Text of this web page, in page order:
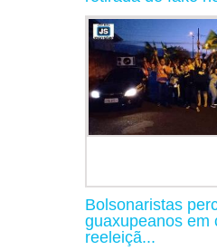
Bolsonaristas
guaxupeanos em
reeleiçã...